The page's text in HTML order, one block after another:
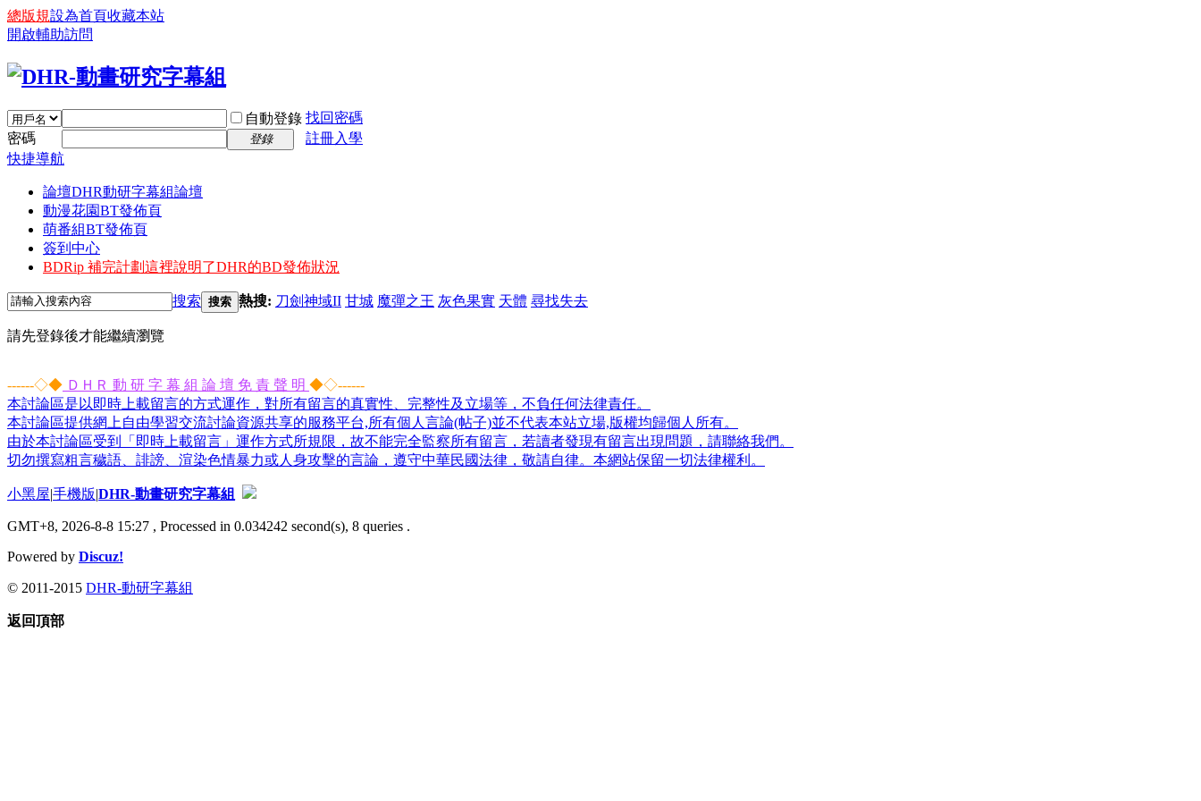
總版規設為首頁收藏本站
開啟輔助訪問
自動登錄 找回密碼
密碼
登錄
註冊入學
快捷導航
論壇DHR動研字幕組論壇
動漫花園BT發佈頁
萌番組BT發佈頁
簽到中心
BDRip 補完計劃這裡說明了DHR的BD發佈狀況
搜索 搜索 熱搜: 刀劍神域II 甘城 魔彈之王 灰色果實 天體 尋找失去
請先登錄後才能繼續瀏覽
------◇◆ ＤＨＲ 動 研 字 幕 組 論 壇 免 責 聲 明 ◆◇------
本討論區是以即時上載留言的方式運作，對所有留言的真實性、完整性及立場等，不負任何法律責任。
本討論區提供網上自由學習交流討論資源共享的服務平台,所有個人言論(帖子)並不代表本站立場,版權均歸個人所有。
由於本討論區受到「即時上載留言」運作方式所規限，故不能完全監察所有留言，若讀者發現有留言出現問題，請聯絡我們。
切勿撰寫粗言穢語、誹謗、渲染色情暴力或人身攻擊的言論，遵守中華民國法律，敬請自律。本網站保留一切法律權利。
小黑屋|手機版|DHR-動畫研究字幕組
GMT+8, 2026-8-8 15:27 , Processed in 0.034242 second(s), 8 queries .
Powered by Discuz!
© 2011-2015 DHR-動研字幕組
返回頂部